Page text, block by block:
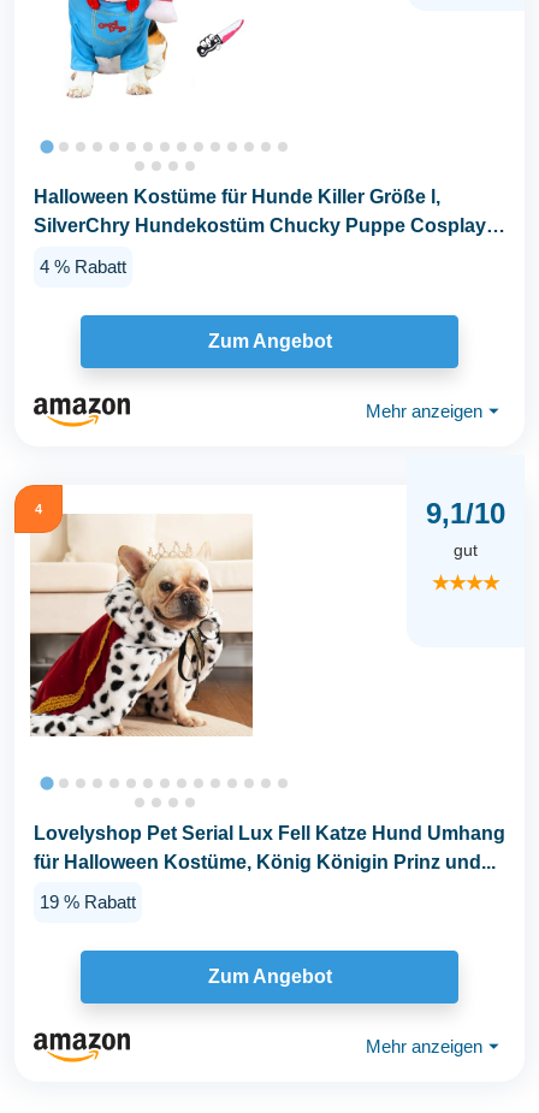
Halloween Kostüme für Hunde Killer Größe l,
SilverChry Hundekostüm Chucky Puppe Cosplay
4 % Rabatt
Zum Angebot
Mehr anzeigen ⏷
4 9,1/10
gut
★★★★
Lovelyshop Pet Serial Lux Fell Katze Hund Umhang
für Halloween Kostüme, König Königin Prinz und...
19 % Rabatt
Zum Angebot
Mehr anzeigen ⏷